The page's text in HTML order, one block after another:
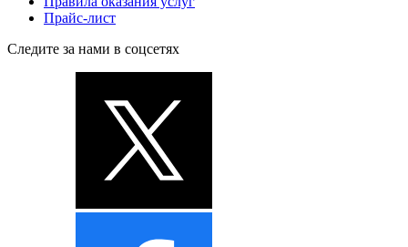
Прайс-лист
Следите за нами в соцсетях